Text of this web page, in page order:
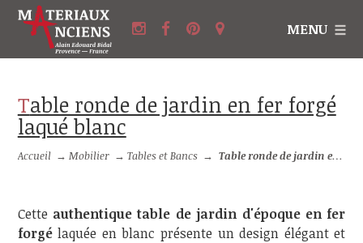
MENU
Table ronde de jardin en fer forgé
laqué blanc
Accueil → Mobilier →Tables et Bancs → Table ronde de jardin en fer forgé laqué blanc
Cette authentique table de jardin d'époque en fer
forgélaquée en blanc présente un design élégant et